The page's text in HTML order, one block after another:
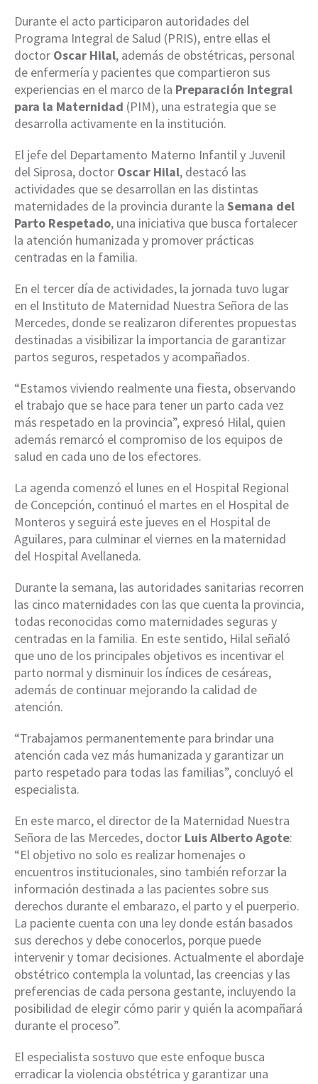
Durante el acto participaron autoridades del
Programa Integral de Salud (PRIS), entre ellas el
doctor Oscar Hilal, además de obstétricas, personal
de enfermería y pacientes que compartieron sus
experiencias en el marco de la Preparación Integral
para la Maternidad (PIM), una estrategia que se
desarrolla activamente en la institución.
El jefe del Departamento Materno Infantil y Juvenil
del Siprosa, doctor Oscar Hilal, destacó las
actividades que se desarrollan en las distintas
maternidades de la provincia durante la Semana del
Parto Respetado, una iniciativa que busca fortalecer
la atención humanizada y promover prácticas
centradas en la familia.
En el tercer día de actividades, la jornada tuvo lugar
en el Instituto de Maternidad Nuestra Señora de las
Mercedes, donde se realizaron diferentes propuestas
destinadas a visibilizar la importancia de garantizar
partos seguros, respetados y acompañados.
“Estamos viviendo realmente una fiesta, observando
el trabajo que se hace para tener un parto cada vez
más respetado en la provincia”, expresó Hilal, quien
además remarcó el compromiso de los equipos de
salud en cada uno de los efectores.
La agenda comenzó el lunes en el Hospital Regional
de Concepción, continuó el martes en el Hospital de
Monteros y seguirá este jueves en el Hospital de
Aguilares, para culminar el viernes en la maternidad
del Hospital Avellaneda.
Durante la semana, las autoridades sanitarias recorren
las cinco maternidades con las que cuenta la provincia,
todas reconocidas como maternidades seguras y
centradas en la familia. En este sentido, Hilal señaló
que uno de los principales objetivos es incentivar el
parto normal y disminuir los índices de cesáreas,
además de continuar mejorando la calidad de
atención.
“Trabajamos permanentemente para brindar una
atención cada vez más humanizada y garantizar un
parto respetado para todas las familias”, concluyó el
especialista.
En este marco, el director de la Maternidad Nuestra
Señora de las Mercedes, doctor Luis Alberto Agote:
“El objetivo no solo es realizar homenajes o
encuentros institucionales, sino también reforzar la
información destinada a las pacientes sobre sus
derechos durante el embarazo, el parto y el puerperio.
La paciente cuenta con una ley donde están basados
sus derechos y debe conocerlos, porque puede
intervenir y tomar decisiones. Actualmente el abordaje
obstétrico contempla la voluntad, las creencias y las
preferencias de cada persona gestante, incluyendo la
posibilidad de elegir cómo parir y quién la acompañará
durante el proceso”.
El especialista sostuvo que este enfoque busca
erradicar la violencia obstétrica y garantizar una